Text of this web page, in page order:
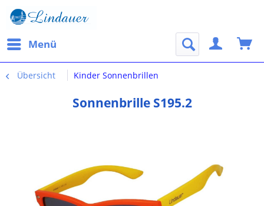
Menü
Übersicht Kinder Sonnenbrillen
Sonnenbrille S195.2